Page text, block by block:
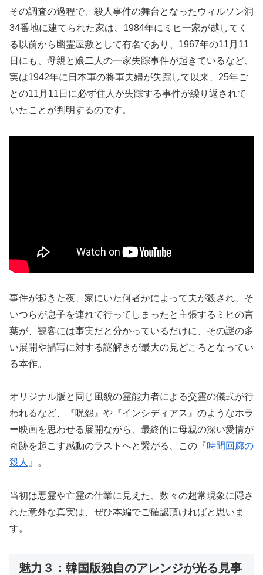
その調査の過程で、殺人事件の舞台となったウィルソン洞
34番地に建てられた家は、1984年にミヒ一家が越してく
る以前から幽霊屋敷として有名であり、1967年の11月11
日にも、母親と娘二人の一家失踪事件が起きているなど、
実は1942年に日本軍の将軍夫婦が失踪して以来、25年ご
との11月11日に必ず住人が失踪する事件が繰り返されて
いたことが判明するのです。
事件が起きた夜、家にいた何者かによって夫が殺され、そ
いつらが息子を連れて行ってしまったと主張するミヒの言
葉が、観客には事実だと分かっているだけに、その謎の多
い展開や描写に対する謎解きが最大の見どころとなってい
る本作。
オリジナル版と同じ風貌の霊能力者による交霊の儀式が行
われるなど、『呪怨』や『インシディアス』のようなホラ
ー映画を思わせる展開ながら、最終的に母親の深い愛情が
奇跡を起こす感動のラストへと繋がる、この『時間回廊の
殺人 』。
当初は悪霊や亡霊の仕業に見えた、数々の超常現象に隠さ
れた意外な真実は、ぜひ本編でご確認頂ければと思いま
す。
魅力３：韓国版独自のアレンジが光る見事